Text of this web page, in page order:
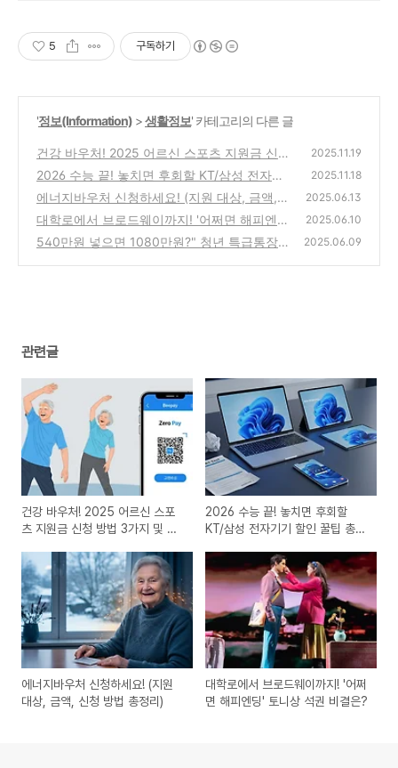
5 구독하기
'정보(Information) >생활정보' 카테고리의 다른 글
건강 바우처! 2025 어르신 스포츠 지원금 신청
방법 3가지 및 주의사항
(0)
2025.11.19
2026 수능 끝! 놓치면 후회할 KT/삼성 전자기
기 할인 꿀팁 총정리
(0)
2025.11.18
에너지바우처 신청하세요! (지원 대상, 금액,
신청 방법 총정리)
(3)
2025.06.13
대학로에서 브로드웨이까지! '어쩌면 해피엔
딩' 토니상 석권 비결은?
(6)
2025.06.10
540만원 넣으면 1080만원?" 청년 특급통장
2025.06.09
관련글
건강 바우처! 2025 어르신 스포
츠 지원금 신청 방법 3가지 및 주
2026 수능 끝! 놓치면 후회할
KT/삼성 전자기기 할인 꿀팁 총정
에너지바우처 신청하세요! (지원
대상, 금액, 신청 방법 총정리)
대학로에서 브로드웨이까지! '어쩌
면 해피엔딩' 토니상 석권 비결은?